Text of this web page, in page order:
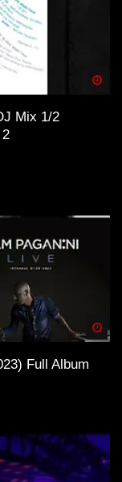
Mix 1/2
Full Album